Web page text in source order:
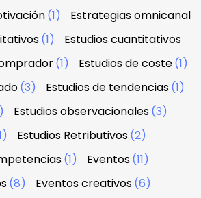
(1)
Estrategias omnicanal
(1)
Estudios cuantitativos
(1) Estudios de coste(1)
(3) Estudios de tendencias(1)
Estudios observacionales(3)
Estudios Retributivos(2)
(1) Eventos(11)
(8) Eventos creativos(6)